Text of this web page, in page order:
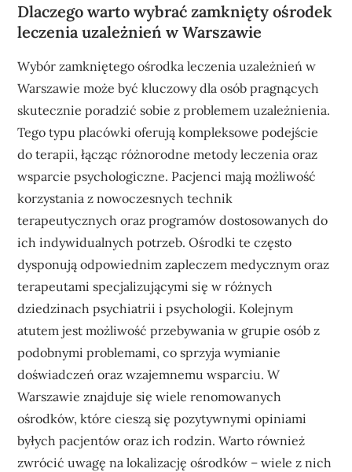
Dlaczego warto wybrać zamknięty ośrodek
leczenia uzależnień w Warszawie
Wybór zamkniętego ośrodka leczenia uzależnień w
Warszawie może być kluczowy dla osób pragnących
skutecznie poradzić sobie z problemem uzależnienia.
Tego typu placówki oferują kompleksowe podejście
do terapii, łącząc różnorodne metody leczenia oraz
wsparcie psychologiczne. Pacjenci mają możliwość
korzystania z nowoczesnych technik
terapeutycznych oraz programów dostosowanych do
ich indywidualnych potrzeb. Ośrodki te często
dysponują odpowiednim zapleczem medycznym oraz
terapeutami specjalizującymi się w różnych
dziedzinach psychiatrii i psychologii. Kolejnym
atutem jest możliwość przebywania w grupie osób z
podobnymi problemami, co sprzyja wymianie
doświadczeń oraz wzajemnemu wsparciu. W
Warszawie znajduje się wiele renomowanych
ośrodków, które cieszą się pozytywnymi opiniami
byłych pacjentów oraz ich rodzin. Warto również
zwrócić uwagę na lokalizację ośrodków – wiele z nich